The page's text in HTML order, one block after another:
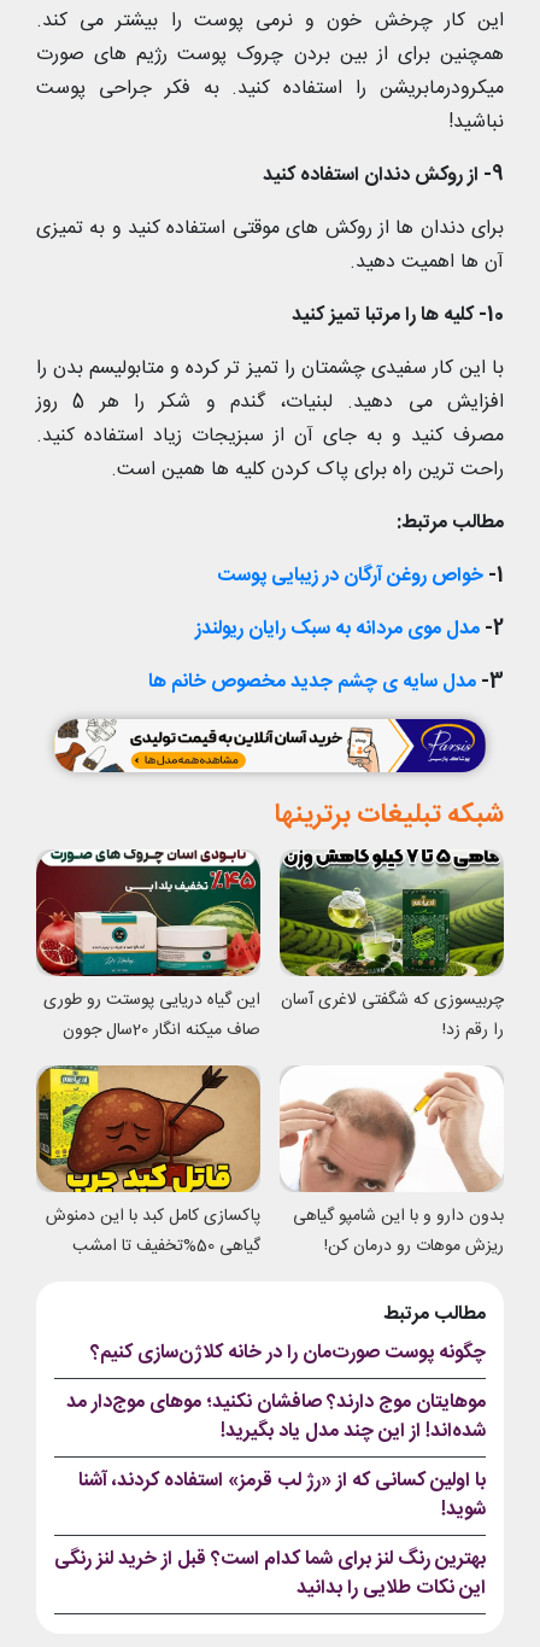
این کار چرخش خون و نرمی پوست را بیشتر می کند.
همچنین برای از بین بردن چروک پوست رژیم های صورت
میکرودرمابریشن را استفاده کنید. به فکر جراحی پوست
نباشید!
9- از روکش دندان استفاده کنید
برای دندان ها از روکش های موقتی استفاده کنید و به تمیزی
آن ها اهمیت دهید.
10- کلیه ها را مرتبا تمیز کنید
با این کار سفیدی چشمتان را تمیز تر کرده و متابولیسم بدن را
افزایش می دهید. لبنیات، گندم و شکر را هر 5 روز
مصرف کنید و به جای آن از سبزیجات زیاد استفاده کنید.
راحت ترین راه برای پاک کردن کلیه ها همین است.
مطالب مرتبط:
1- خواص روغن آرگان در زیبایی پوست
2- مدل موی مردانه به سبک رایان ریولندز
3- مدل سایه ی چشم جدید مخصوص خانم ها
شبکه تبلیغات برترینها
چربیسوزی که شگفتی لاغری آسان
را رقم زد!
این گیاه دریایی پوستت رو طوری
صاف میکنه انگار 20سال جوون
شدی
بدون دارو و با این شامپو گیاهی
ریزش موهات رو درمان کن!
پاکسازی کامل کبد با این دمنوش
گیاهی 50%تخفیف تا امشب
مطالب مرتبط
چگونه پوست صورت‌مان را در خانه کلاژن‌سازی کنیم؟
موهایتان موج دارند؟ صافشان نکنید؛ موهای موج‌دار مد
شده‌اند! از این چند مدل یاد بگیرید!
با اولین کسانی که از «رژ لب قرمز» استفاده کردند، آشنا
شوید!
بهترین رنگ لنز برای شما کدام است؟ قبل از خرید لنز رنگی
این نکات طلایی را بدانید